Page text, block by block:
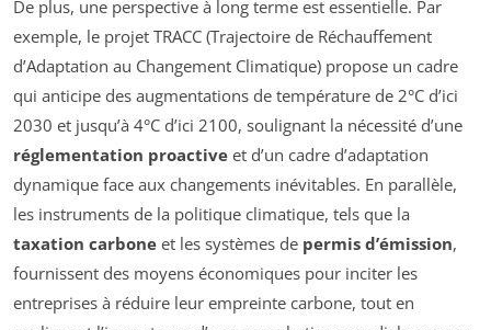
De plus, une perspective à long terme est essentielle. Par
exemple, le projet TRACC (Trajectoire de Réchauffement
d’Adaptation au Changement Climatique) propose un cadre
qui anticipe des augmentations de température de 2°C d’ici
2030 et jusqu’à 4°C d’ici 2100, soulignant la nécessité d’une
réglementation proactive et d’un cadre d’adaptation
dynamique face aux changements inévitables. En parallèle,
les instruments de la politique climatique, tels que la
taxation carbone et les systèmes de permis d’émission,
fournissent des moyens économiques pour inciter les
entreprises à réduire leur empreinte carbone, tout en